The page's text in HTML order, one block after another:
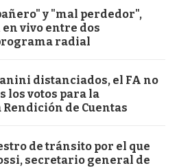
y "mal perdedor",
vivo entre dos
radial
distanciados, el FA no
los votos para la
de Cuentas
de tránsito por el que
secretario general de